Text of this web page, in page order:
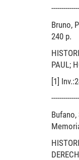
Bruno,
240 p.
PAUL;
[1]